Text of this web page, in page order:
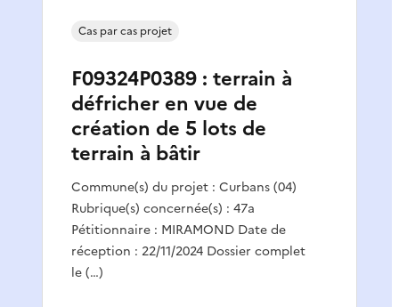
F09324P0389 : terrain à
défricher en vue de
création de 5 lots de
terrain à bâtir
Commune(s) du projet : Curbans (04)
Rubrique(s) concernée(s) : 47a
Pétitionnaire : MIRAMOND Date de
réception : 22/11/2024 Dossier complet
le (…)
Cas par cas projet